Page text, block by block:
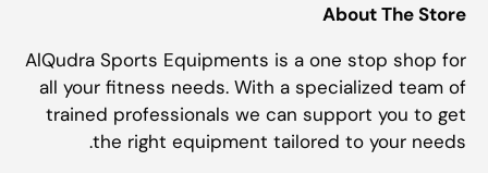
About The Store
AlQudra Sports Equipments is a one stop shop for
all your fitness needs. With a specialized team of
trained professionals we can support you to get
the right equipment tailored to your needs.